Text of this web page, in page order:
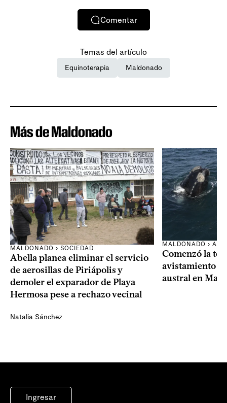
Comentar
Temas del artículo
Equinoterapia Maldonado
Más de Maldonado
MALDONADO › SOCIEDAD
Abella planea eliminar el servicio
de aerosillas de Piriápolis y
demoler el exparador de Playa
Hermosa pese a rechazo vecinal
Natalia Sánchez
MALDONADO ›
Comenzó la
avistamiento
austral en
Ingresar